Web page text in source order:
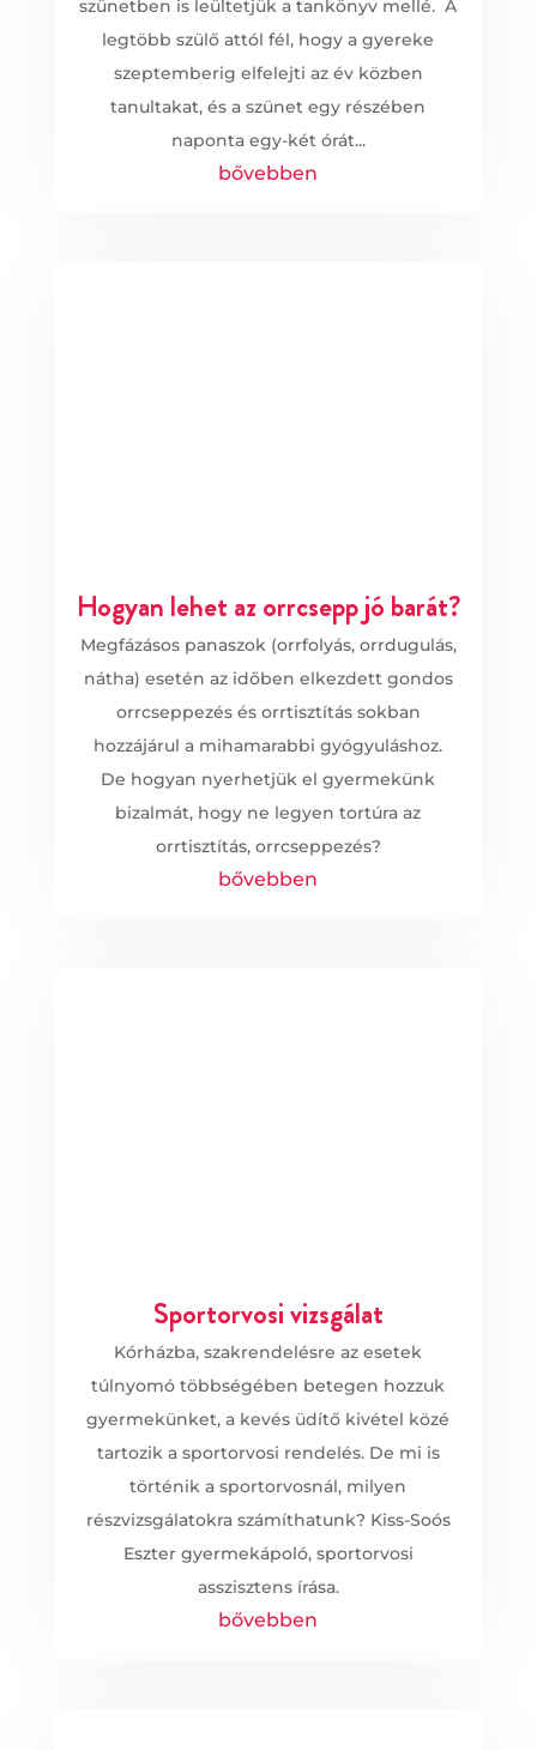
szünetben is leültetjük a tankönyv mellé. A
legtöbb szülő attól fél, hogy a gyereke
szeptemberig elfelejti az év közben
tanultakat, és a szünet egy részében
naponta egy-két órát...
bővebben
Hogyan lehet az orrcsepp jó barát?
Megfázásos panaszok (orrfolyás, orrdugulás,
nátha) esetén az időben elkezdett gondos
orrcseppezés és orrtisztítás sokban
hozzájárul a mihamarabbi gyógyuláshoz.
De hogyan nyerhetjük el gyermekünk
bizalmát, hogy ne legyen tortúra az
orrtisztítás, orrcseppezés?
bővebben
Sportorvosi vizsgálat
Kórházba, szakrendelésre az esetek
túlnyomó többségében betegen hozzuk
gyermekünket, a kevés üdítő kivétel közé
tartozik a sportorvosi rendelés. De mi is
történik a sportorvosnál, milyen
részvizsgálatokra számíthatunk? Kiss-Soós
Eszter gyermekápoló, sportorvosi
asszisztens írása.
bővebben